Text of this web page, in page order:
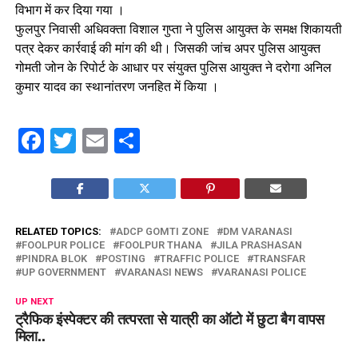
विभाग में कर दिया गया ।
फुलपुर निवासी अधिवक्ता विशाल गुप्ता ने पुलिस आयुक्त के समक्ष शिकायती
पत्र देकर कार्रवाई की मांग की थी। जिसकी जांच अपर पुलिस आयुक्त
गोमती जोन के रिपोर्ट के आधार पर संयुक्त पुलिस आयुक्त ने दरोगा अनिल
कुमार यादव का स्थानांतरण जनहित में किया ।
Facebook
Twitter
EmailShare
RELATED TOPICS: ADCP GOMTI ZONE
DM VARANASI
FOOLPUR POLICE
FOOLPUR THANA
JILA PRASHASAN
PINDRA BLOK
POSTING TRAFFIC POLICE
TRANSFAR
UP GOVERNMENT
VARANASI NEWS VARANASI POLICE
UP NEXT
ट्रैफिक इंस्पेक्टर की तत्परता से यात्री का ऑटो में छुटा बैग वापस
मिला..